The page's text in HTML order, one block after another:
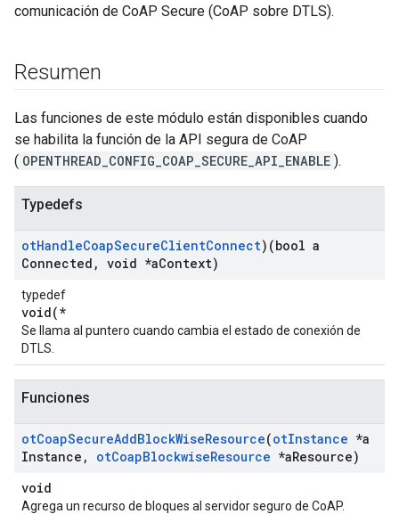
comunicación de CoAP Secure (CoAP sobre DTLS).
Resumen
Las funciones de este módulo están disponibles cuando
se habilita la función de la API segura de CoAP
( OPENTHREAD_CONFIG_COAP_SECURE_API_ENABLE ).
Typedefs
otHandleCoapSecureClientConnect)(bool a
Connected , void *aContext)
typedef
void(*
Se llama al puntero cuando cambia el estado de conexión de
DTLS.
Funciones
otCoapSecureAddBlockWiseResource(otInstance *a
Instance , otCoapBlockwiseResource *aResource)
void
Agrega un recurso de bloques al servidor seguro de CoAP.